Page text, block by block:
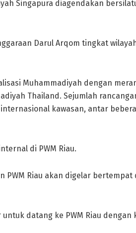
Singapura diagendakan
Darul Arqom tingkat
Muhammadiyah dengan
Thailand. Sejumlah
kawasan, antar
di PWM Riau.
Riau akan digelar bertempat
datang ke PWM Riau dengan